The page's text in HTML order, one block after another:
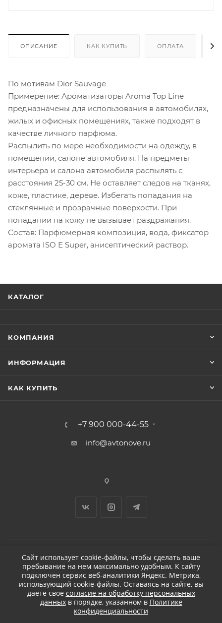
ОПИСАНИЕ КАК КУПИТЬ ОПЛАТА
По мотивам Dior Sauvage
Примерение: Ароматизаторы Aroma Top Line
предназначены для использования в автомобилях,
жилых и офисных помещениях, также подходят в
качестве личного парфюма.
Распылить по мере необходимости на одежду, в
помещении, салоне автомобиля. На предметы
интерьера и салона автомобиля распылять с
расстояния 25-30 см. Не оставляет следов на тканях,
коже, пластике, дереве. Избегать попадания на
стеклянные и прозрачные поверхости. При
попадании на кожу не вызывает раздражания.
Состав: Парфюмерная композиция, вода, фиксатор
аромата ISO E Super, анисептический раствор.
КАТАЛОГ
КОМПАНИЯ
ИНФОРМАЦИЯ
КАК КУПИТЬ
+7 900 000-44-55
info@avtonove.ru
2026 © ДЕТЕЙЛИНГ-МАРКЕТ АВТОНОВЬЕ
Сайт использует cookie-файлы, чтобы сделать ваше
пребывание на нем максимально удобным. К cайту
подключен сервис веб-аналитики Яндекс. Метрика,
использующий cookie-файлы. Оставаясь на сайте, вы
даете свое согласие на обработку персональных
данныхв порядке, указанном в Политике
конфиденциальности